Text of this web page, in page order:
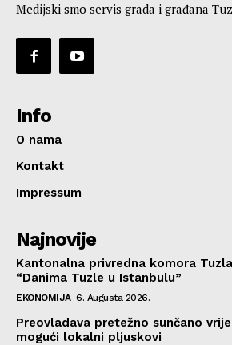
Medijski smo servis grada i građana
Info
O nama
Kontakt
Impressum
Najnovije
Kantonalna privredna komora
“Danima Tuzle u Istanbulu”
EKONOMIJA 6. Augusta 2026.
Preovladava pretežno sunčano
mogući lokalni pljuskovi